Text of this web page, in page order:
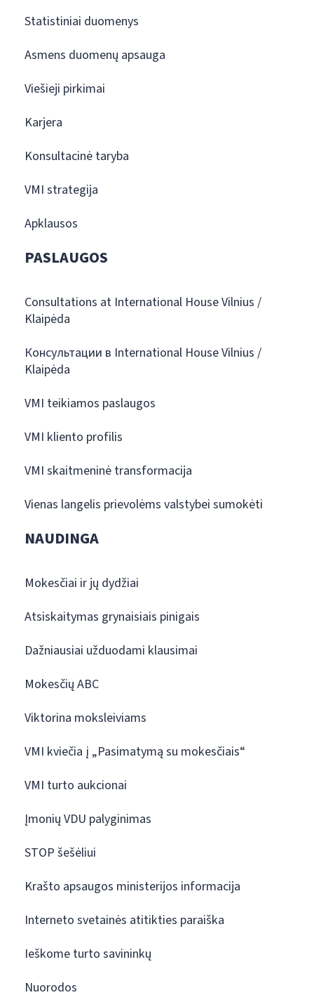
Statistiniai duomenys
Asmens duomenų apsauga
Viešieji pirkimai
Karjera
Konsultacinė taryba
VMI strategija
Apklausos
PASLAUGOS
Consultations at International House Vilnius /
Klaipėda
Консультации в International House Vilnius /
Klaipėda
VMI teikiamos paslaugos
VMI kliento profilis
VMI skaitmeninė transformacija
Vienas langelis prievolėms valstybei sumokėti
NAUDINGA
Mokesčiai ir jų dydžiai
Atsiskaitymas grynaisiais pinigais
Dažniausiai užduodami klausimai
Mokesčių ABC
Viktorina moksleiviams
VMI kviečia į „Pasimatymą su mokesčiais“
VMI turto aukcionai
Įmonių VDU palyginimas
STOP šešėliui
Krašto apsaugos ministerijos informacija
Interneto svetainės atitikties paraiška
Ieškome turto savininkų
Nuorodos